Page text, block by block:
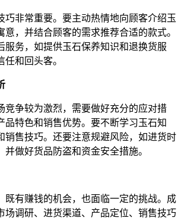
巧非常重要。要主动热情地向顾客介绍玉
意，并结合顾客的需求推荐合适的款式。
服务，如提供玉石保养知识和退换货服
和回头客。
竞争较为激烈，需要做好充分的应对措
品特色和销售优势。要不断学习玉石知
销售技巧。还要注意规避风险，如进货时
做好货品防盗和资金安全措施。
既有赚钱的机会，也面临一定的挑战。成
场调研、进货渠道、产品定位、销售技巧